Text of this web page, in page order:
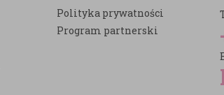
Polityka prywatności
Program partnerski